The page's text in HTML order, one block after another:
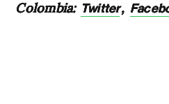
Colombia: Twitter,